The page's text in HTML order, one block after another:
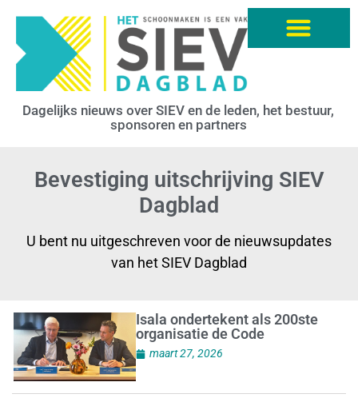
Dagelijks nieuws over SIEV en de leden, het bestuur,
sponsoren en partners
Bevestiging uitschrijving SIEV
Dagblad
U bent nu uitgeschreven voor de nieuwsupdates
van het SIEV Dagblad
Isala ondertekent als 200ste
organisatie de Code
maart 27, 2026